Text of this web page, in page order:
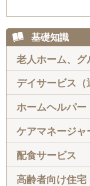
基礎知識
老人ホーム、グ
デイサービス（
ホームヘルパー
ケアマネージャ
配食サービス
高齢者向け住宅